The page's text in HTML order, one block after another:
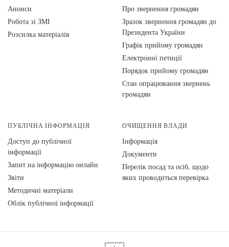
Анонси
Робота зі ЗМІ
Розсилка матеріалів
Про звернення громадян
Зразок звернення громадян до
Президента України
Графік прийому громадян
Електронні петиції
Порядок прийому громадян
Стан опрацювання звернень
громадян
ПУБЛІЧНА ІНФОРМАЦІЯ
Доступ до публічної
інформації
Запит на інформацію онлайн
Звіти
Методичні матеріали
Облік публічної інформації
ОЧИЩЕННЯ ВЛАДИ
Інформація
Документи
Перелік посад та осіб, щодо
яких проводиться перевірка